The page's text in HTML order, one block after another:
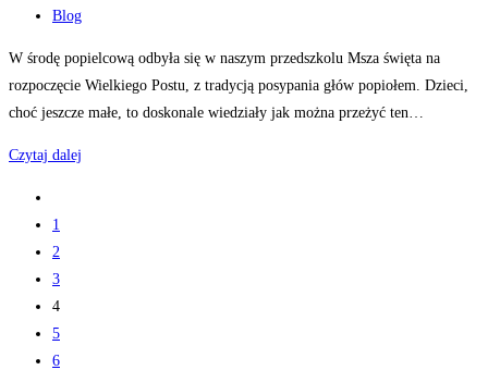
published:
Post
Blog
W środę popielcową odbyła się w naszym przedszkolu Msza święta na
rozpoczęcie Wielkiego Postu, z tradycją posypania głów popiołem. Dzieci,
choć jeszcze małe, to doskonale wiedziały jak można przeżyć ten…
Czytaj dalej
to
the
previous
page
1
2
3
4
5
6